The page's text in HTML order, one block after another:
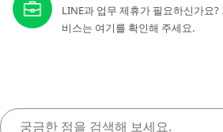
LINE과 업무 제휴가 필요하신가요
비스는 여기를 확인해 주세요.